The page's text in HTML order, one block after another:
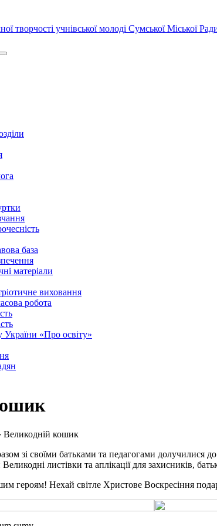
творчості учнівської молоді Сумської Міської
база
матеріали
виховання
робота
України «Про освіту»
Великодній кошик
своїми батьками та педагогами долучилися до
листівки та аплікації для захисників,
героям! Нехай світле Христове Воскресіння